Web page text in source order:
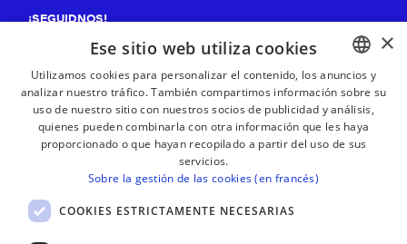
¡SEGUIDNOS!
¡RECIBE NUESTROS BOLETINES!
Suscribirse
BASQUE
FRENCH
×
Ese sitio web utiliza cookies
Utilizamos cookies para personalizar el contenido, los anuncios y
analizar nuestro tráfico. También compartimos información sobre su
uso de nuestro sitio con nuestros socios de publicidad y análisis,
quienes pueden combinarla con otra información que les haya
proporcionado o que hayan recopilado a partir del uso de sus
servicios.
Sobre la gestión de las cookies (en francés)
COOKIES ESTRICTAMENTE NECESARIAS